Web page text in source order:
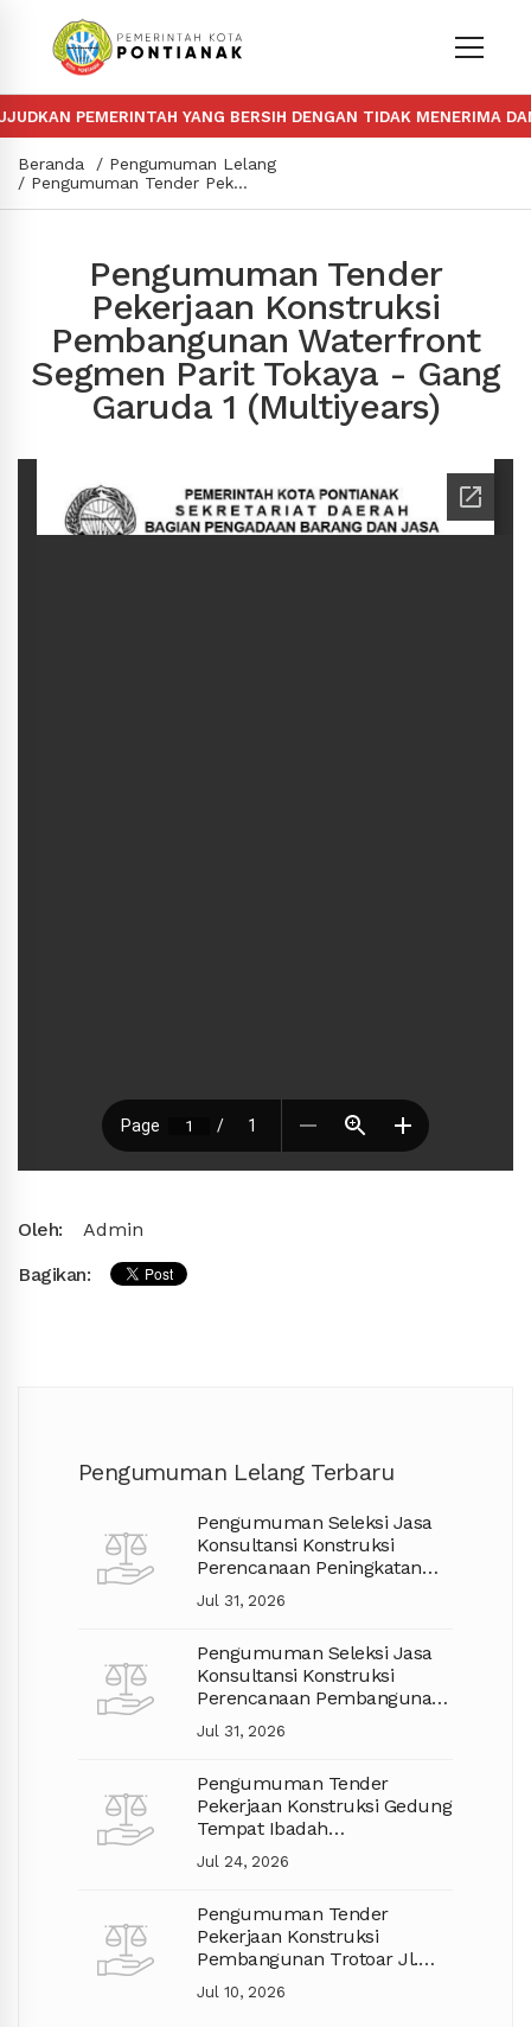
PEMERINTAH YANG BERSIH DENGAN TIDAK MENERIMA DAN
Beranda
Pengumuman Lelang
Pengumuman Tender Pekerjaan Konstruksi Pembangunan Waterfront Segmen Parit Tokaya - Gang Garuda 1 (Multiyears)
Pengumuman Tender
Pekerjaan Konstruksi
Pembangunan Waterfront
Segmen Parit Tokaya - Gang
Garuda 1 (Multiyears)
Oleh:
Admin
Bagikan:
Pengumuman Lelang Terbaru
Pengumuman Seleksi Jasa
Konsultansi Konstruksi
Perencanaan Peningkatan
Jalan APBD TA. 2027
Jul 31, 2026
Pengumuman Seleksi Jasa
Konsultansi Konstruksi
Perencanaan Pembangunan
Jalan TA. 2027
Jul 31, 2026
Pengumuman Tender
Pekerjaan Konstruksi Gedung
Tempat Ibadah
Pembangunan Mushola
Jul 24, 2026
Pengumuman Tender
Pekerjaan Konstruksi
Pembangunan Trotoar Jl.
Gajah Mada Kec. Pontianak
Selatan (Lanjutan)
Jul 10, 2026